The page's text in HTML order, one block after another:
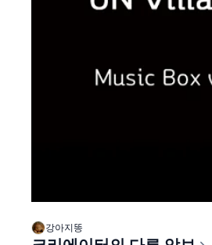
강아지똥